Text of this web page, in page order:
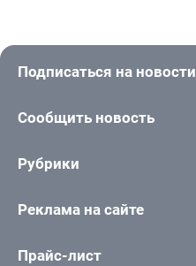
Подписаться на новости
Сообщить новость
Рубрики
Реклама на сайте
Прайс-лист